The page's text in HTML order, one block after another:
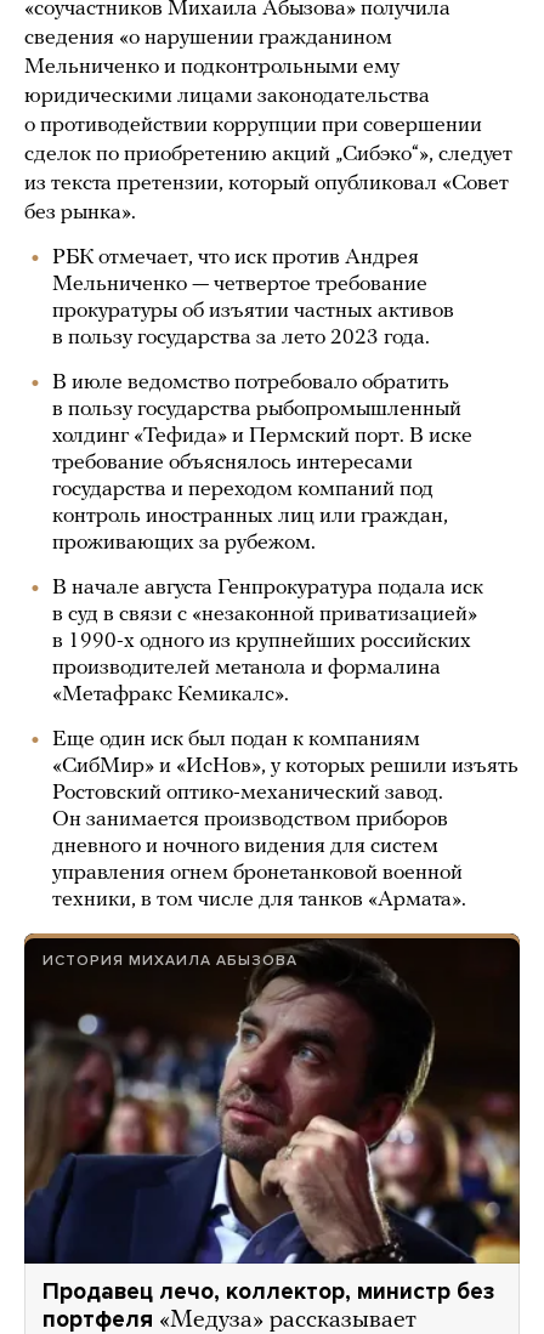
«соучастников Михаила Абызова» получила
сведения «о нарушении гражданином
Мельниченко и подконтрольными ему
юридическими лицами законодательства
о противодействии коррупции при совершении
сделок по приобретению акций „Сибэко“», следует
из текста претензии, который опубликовал «Совет
без рынка».
РБК отмечает, что иск против Андрея
Мельниченко — четвертое требование
прокуратуры об изъятии частных активов
в пользу государства за лето 2023 года.
В июле ведомство потребовало обратить
в пользу государства рыбопромышленный
холдинг «Тефида» и Пермский порт. В иске
требование объяснялось интересами
государства и переходом компаний под
контроль иностранных лиц или граждан,
проживающих за рубежом.
В начале августа Генпрокуратура подала иск
в суд в связи с «незаконной приватизацией»
в 1990-х одного из крупнейших российских
производителей метанола и формалина
«Метафракс Кемикалс».
Еще один иск был подан к компаниям
«СибМир» и «ИсНов», у которых решили изъять
Ростовский оптико-механический завод.
Он занимается производством приборов
дневного и ночного видения для систем
управления огнем бронетанковой военной
техники, в том числе для танков «Армата».
ИСТОРИЯ МИХАИЛА АБЫЗОВА
Продавец лечо, коллектор, министр без
портфеля «Медуза» рассказывает